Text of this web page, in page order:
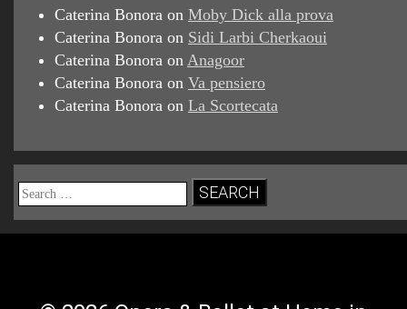
Caterina Bonora on Moby Dick alla prova
Caterina Bonora on Sidi Larbi Cherkaoui
Caterina Bonora on Anagoor
Caterina Bonora on Va pensiero
Caterina Bonora on La Scortecata
Search
for: